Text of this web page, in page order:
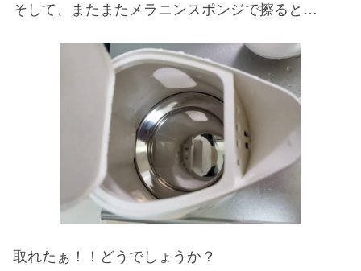
そして、またまたメラニンスポンジで擦ると…
取れたぁ！！どうでしょうか？